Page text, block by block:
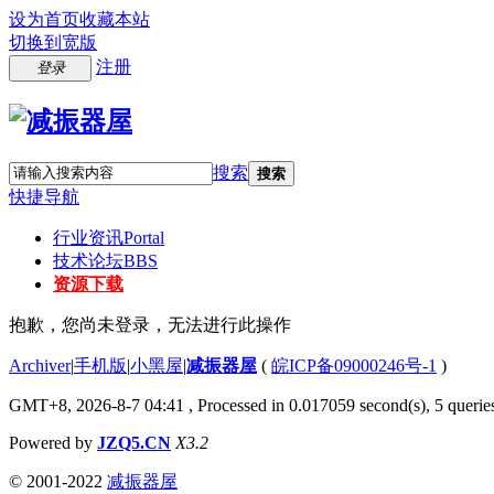
设为首页收藏本站
切换到宽版
登录 注册
搜索 搜索
快捷导航
行业资讯Portal
技术论坛BBS
资源下载
抱歉，您尚未登录，无法进行此操作
Archiver|手机版|小黑屋|减振器屋 ( 皖ICP备09000246号-1 )
GMT+8, 2026-8-7 04:41 , Processed in 0.017059 second(s), 5
Powered by JZQ5.CN X3.2
© 2001-2022 减振器屋